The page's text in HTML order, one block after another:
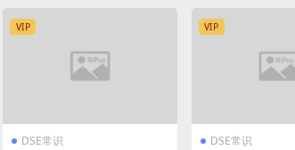
VIP
DSE常识
VIP
DSE常识